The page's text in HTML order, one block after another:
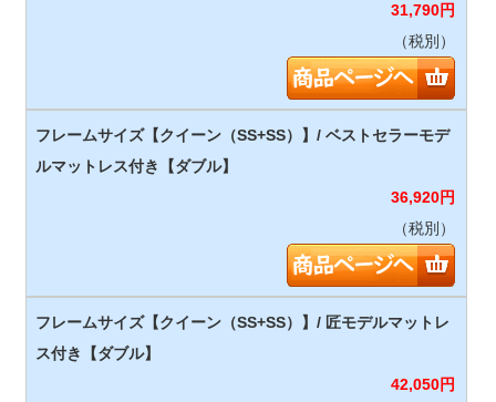
31,790円
（税別）
36,920円
（税別）
42,050円